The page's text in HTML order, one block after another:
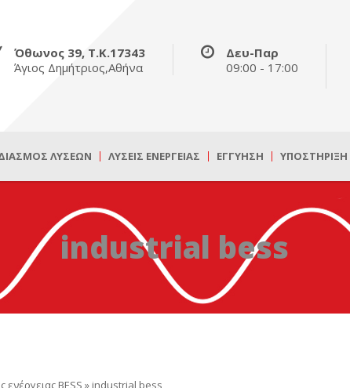
Όθωνος 39, Τ.Κ.17343
Άγιος Δημήτριος,Αθήνα
Δευ-Παρ
09:00 - 17:00
ΛΎΣΕΩΝ ΛΎΣΕΙΣ ΕΝΈΡΓΕΙΑΣ ΕΓΓΎΗΣΗ ΥΠΟΣΤΉΡΙΞΗ
industrial bess
BESS » industrial bess